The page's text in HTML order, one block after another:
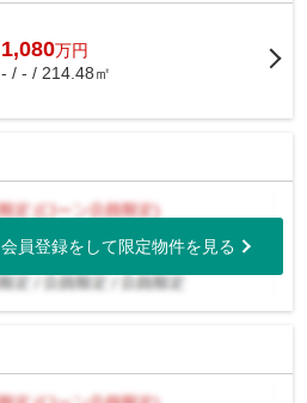
1,080万円
- / - / 214.48㎡
会員登録をして限定物件を見る